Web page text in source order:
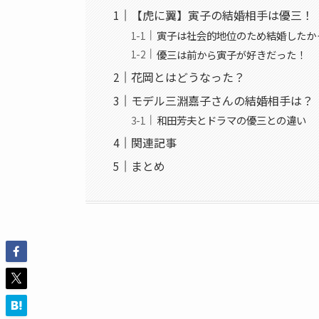
【虎に翼】寅子の結婚相手は優三！
寅子は社会的地位のため結婚した
優三は前から寅子が好きだった！
花岡とはどうなった？
モデル三淵嘉子さんの結婚相手は？
和田芳夫とドラマの優三との違い
関連記事
まとめ